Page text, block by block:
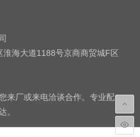
海大道1188号京商商贸城F区
来厂或来电洽谈合作。专业配
。